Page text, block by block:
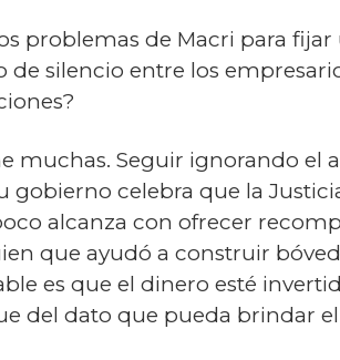
problemas de Macri para
de silencio entre los
muchas. Seguir ignorando el
gobierno celebra que la
alcanza con ofrecer
que ayudó a construir
es que el dinero esté
del dato que pueda brindar